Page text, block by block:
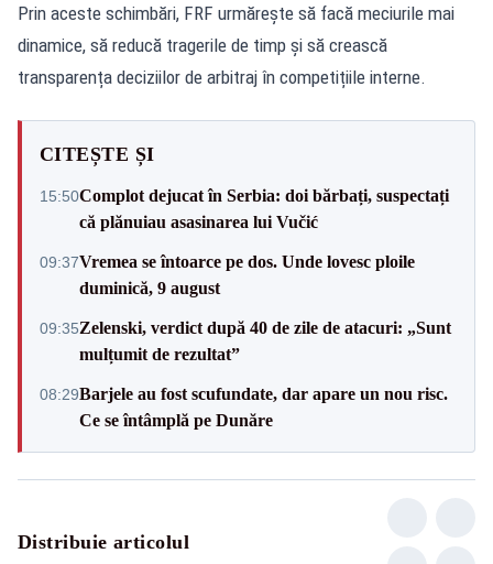
Prin aceste schimbări, FRF urmărește să facă meciurile mai
dinamice, să reducă tragerile de timp și să crească
transparența deciziilor de arbitraj în competițiile interne.
CITEȘTE ȘI
15:50Complot dejucat în Serbia: doi bărbați, suspectați
că plănuiau asasinarea lui Vučić
09:37Vremea se întoarce pe dos. Unde lovesc ploile
duminică, 9 august
09:35Zelenski, verdict după 40 de zile de atacuri: „Sunt
mulțumit de rezultat”
08:29Barjele au fost scufundate, dar apare un nou risc.
Ce se întâmplă pe Dunăre
Distribuie articolul